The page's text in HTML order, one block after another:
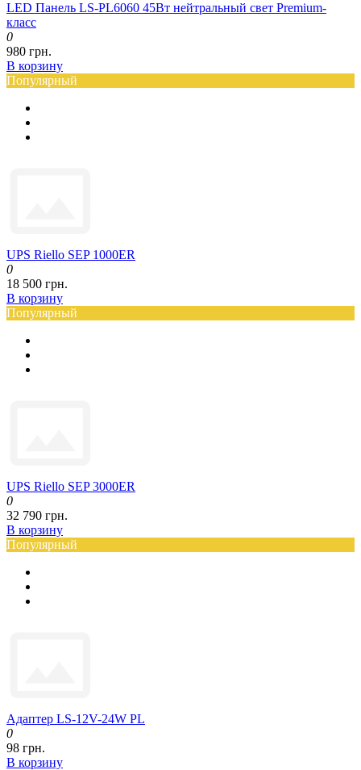
LED Панель LS-PL6060 45Вт нейтральный свет Premium-
класс
0
980 грн.
В корзину
Популярный
UPS Riello SEP 1000ER
0
18 500 грн.
В корзину
Популярный
UPS Riello SEP 3000ER
0
32 790 грн.
В корзину
Популярный
Адаптер LS-12V-24W PL
0
98 грн.
В корзину